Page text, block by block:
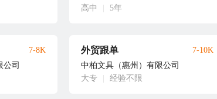
高中
5年
司
7-8K 外贸跟单
中柏文具（惠州）有限公司
大专
经验不限
7-10K